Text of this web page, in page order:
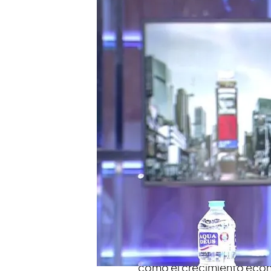
elaborados y
calladitas”
Dimite el presidente del
Gobierno no ha
¿Es Pedro Sánchez
Compartir
Este lunes
presentaba
Estadística
(INE), Juan
miembros delEjecutivo
disconformidadpor
como el crecimiento